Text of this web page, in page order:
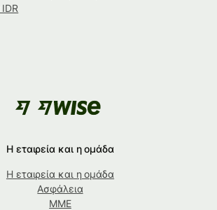
IDR
Η εταιρεία και η ομάδα
Η εταιρεία και η ομάδα
Ασφάλεια
ΜΜΕ